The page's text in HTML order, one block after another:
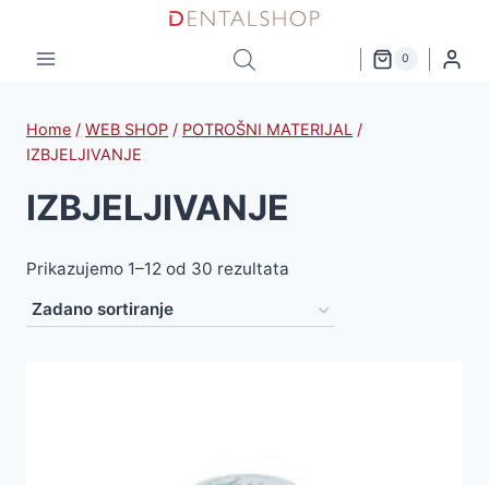
content
0
Home / WEB SHOP / POTROŠNI MATERIJAL /
IZBJELJIVANJE
IZBJELJIVANJE
Prikazujemo 1–12 od 30 rezultata